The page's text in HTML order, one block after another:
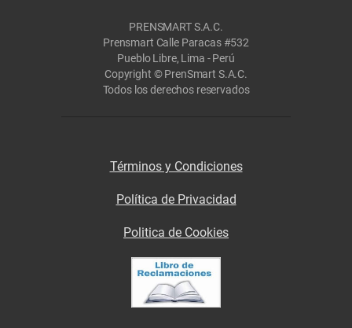
PRENSMART S.A.C.
Prensmart Calle Paracas #532
Pueblo Libre, Lima - Perú
Copyright © PrenSmart S.A.C.
Todos los derechos reservados
Términos y Condiciones
Política de Privacidad
Politica de Cookies